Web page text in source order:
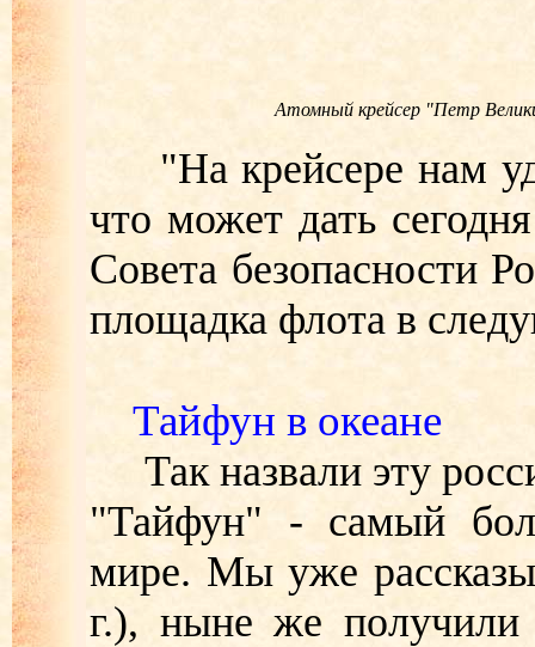
Атомный крейсер "Петр
"На крейсере нам
что может дать
Совета безопасности
площадка флота в
Тайфун в океане
Так назвали эту
"Тайфун" - самый
мире. Мы уже
г.), ныне же получили